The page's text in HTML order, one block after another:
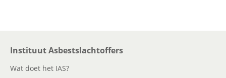
Instituut Asbestslachtoffers
Wat doet het IAS?